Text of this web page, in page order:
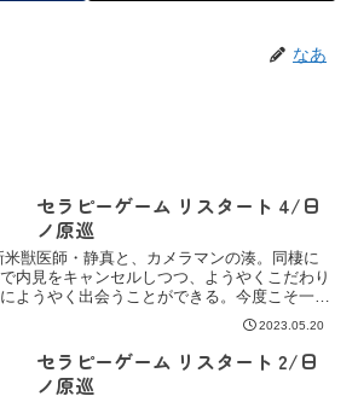
なあ
セラピーゲーム リスタート 4/日
ノ原巡
米獣医師・静真と、カメラマンの湊。同棲に
内見をキャンセルしつつ、ようやくこだわり
ようやく出会うことができる。今度こそ一緒
気に入るふたりだが、ふとしたこと...2023.05.20
セラピーゲーム リスタート 2/日
ノ原巡